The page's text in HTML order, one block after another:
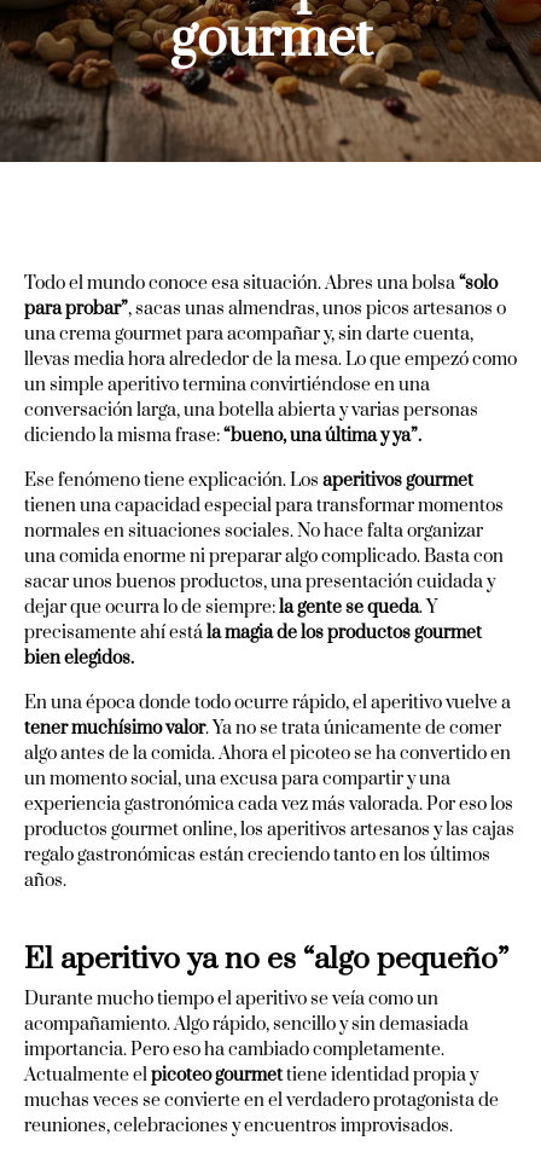
gourmet
Todo el mundo conoce esa situación. Abres una bolsa“solo
para probar”, sacas unas almendras, unos picos artesanos o
una crema gourmet para acompañar y, sin darte cuenta,
llevas media hora alrededor de la mesa. Lo que empezó como
un simple aperitivo termina convirtiéndose en una
conversación larga, una botella abierta y varias personas
diciendo la misma frase:“bueno, una última y ya”.
Ese fenómeno tiene explicación. Los aperitivos gourmet
tienen una capacidad especial para transformar momentos
normales en situaciones sociales. No hace falta organizar
una comida enorme ni preparar algo complicado. Basta con
sacar unos buenos productos, una presentación cuidada y
dejar que ocurra lo de siempre:la gente se queda. Y
precisamente ahí estála magia de los productos gourmet
bien elegidos.
En una época donde todo ocurre rápido, el aperitivo vuelve a
tener muchísimo valor. Ya no se trata únicamente de comer
algo antes de la comida. Ahora el picoteo se ha convertido en
un momento social, una excusa para compartir y una
experiencia gastronómica cada vez más valorada. Por eso los
productos gourmet online, los aperitivos artesanos y las cajas
regalo gastronómicas están creciendo tanto en los últimos
años.
El aperitivo ya no es “algo pequeño”
Durante mucho tiempo el aperitivo se veía como un
acompañamiento. Algo rápido, sencillo y sin demasiada
importancia. Pero eso ha cambiado completamente.
Actualmente elpicoteo gourmettiene identidad propia y
muchas veces se convierte en el verdadero protagonista de
reuniones, celebraciones y encuentros improvisados.